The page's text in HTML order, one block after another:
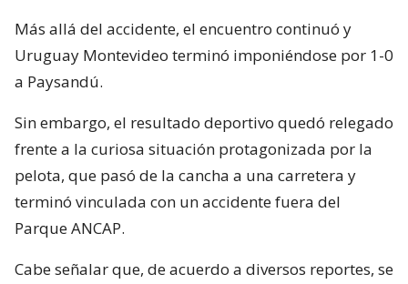
Más allá del accidente, el encuentro continuó y
Uruguay Montevideo terminó imponiéndose por 1-0
a Paysandú.
Sin embargo, el resultado deportivo quedó relegado
frente a la curiosa situación protagonizada por la
pelota, que pasó de la cancha a una carretera y
terminó vinculada con un accidente fuera del
Parque ANCAP.
Cabe señalar que, de acuerdo a diversos reportes, se